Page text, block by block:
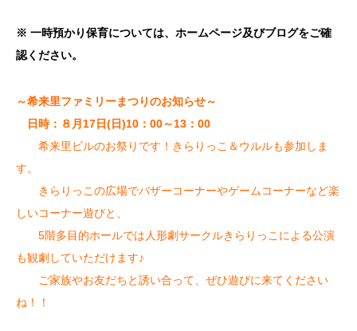
※ 一時預かり保育については、 ホームページ及びブログをご確
認ください。
～希来里ファミリーまつりのお知らせ～
日時：８月17日(日)10：00～13：00
希来里ビルのお祭りです！きらりっこ＆ウルルも参加しま
す。
きらりっこの広場でバザーコーナーやゲームコーナーなど楽
しいコーナー遊びと、
5階多目的ホールでは人形劇サークルきらりっこによる公演
も観劇していただけます♪
ご家族やお友だちと誘い合って、ぜひ遊びに来てください
ね！！